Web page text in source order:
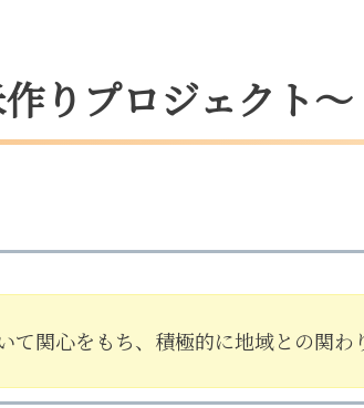
りプロジェクト～
て関心をもち、積極的に地域との関